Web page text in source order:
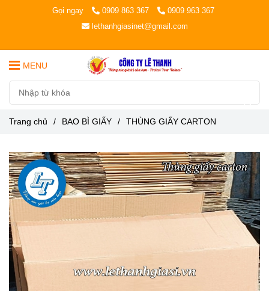
Gọi ngay 0909 863 367
0909 963 367
lethanhgiasinet@gmail.com
MENU
Trang chủ / BAO BÌ GIẤY / THÙNG GIẤY CARTON